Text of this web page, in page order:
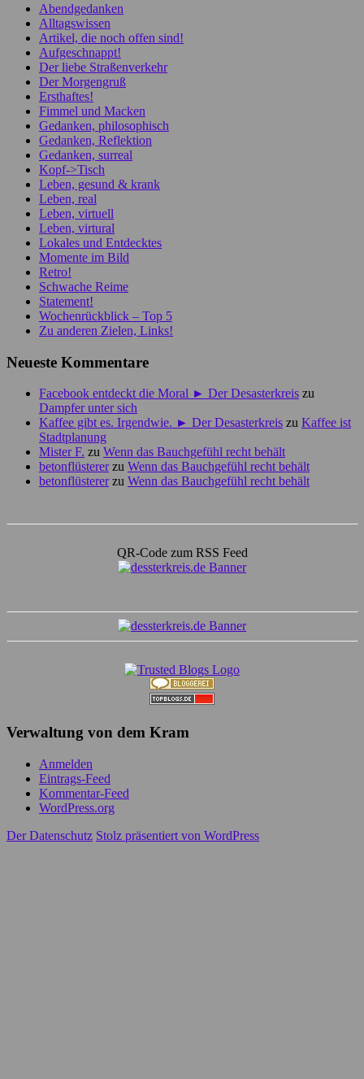
Abendgedanken
Alltagswissen
Artikel, die noch offen sind!
Aufgeschnappt!
Der liebe Straßenverkehr
Der Morgengruß
Ersthaftes!
Fimmel und Macken
Gedanken, philosophisch
Gedanken, Reflektion
Gedanken, surreal
Kopf->Tisch
Leben, gesund & krank
Leben, real
Leben, virtuell
Leben, virtural
Lokales und Entdecktes
Momente im Bild
Retro!
Schwache Reime
Statement!
Wochenrückblick – Top 5
Zu anderen Zielen, Links!
Neueste Kommentare
Facebook entdeckt die Moral ► Der Desasterkreis zu
Dampfer unter sich
Kaffee gibt es. Irgendwie. ► Der Desasterkreis zu Kaffee ist
Stadtplanung
Mister F. zu Wenn das Bauchgefühl recht behält
betonflüstererzu Wenn das Bauchgefühl recht behält
betonflüstererzu Wenn das Bauchgefühl recht behält
QR-Code zum RSS Feed
Verwaltung von dem Kram
Anmelden
Eintrags-Feed
Kommentar-Feed
WordPress.org
Der Datenschutz Stolz präsentiert von WordPress